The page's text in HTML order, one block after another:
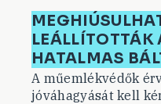
LEÁLLÍTOTTÁK
HATALMAS
A műemlékvédők
jóváhagyását kell